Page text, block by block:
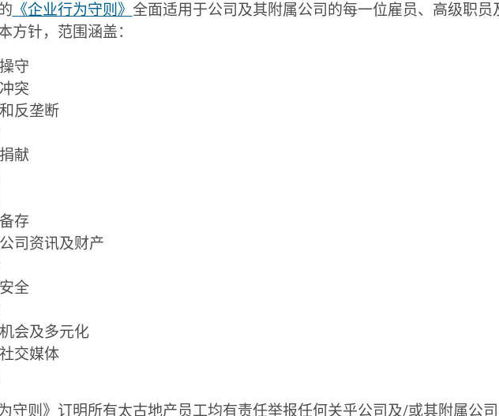
《企业行为守则》 全面适用于公司及其附属公司的每一位雇员、高级职员
方针，范围涵盖：
守
突
反垄断
献
存
司资讯及财产
全
会及多元化
交媒体
为守则》订明所有太古地产员工均有责任举报任何关乎公司及/或其附属公